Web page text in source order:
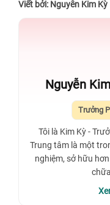
Viết bởi: Nguyễn Kim Kỳ
Nguyễn
Trưởng
Tôi là Kim Kỳ -
Trung tâm là một
nghiệm, sở hữu